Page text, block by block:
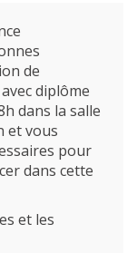
de
diplôme
dans la salle
et vous
pour
dans cette
et les